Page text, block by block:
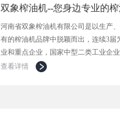
双象榨油机--您身边专业的
河南省双象榨油机有限公司是以生产
有的榨油机品牌中脱颖而出，连续3
业和重点企业，国家中型二类工业企
查看详情